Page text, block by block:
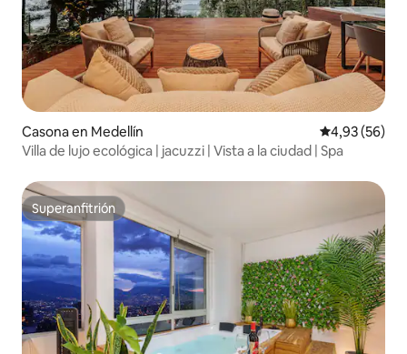
Casona en Medellín Calificación
4,93 (56)
Villa de lujo ecológica | jacuzzi | Vista a la ciudad | Spa
Superanfitrión
Superanfitrión